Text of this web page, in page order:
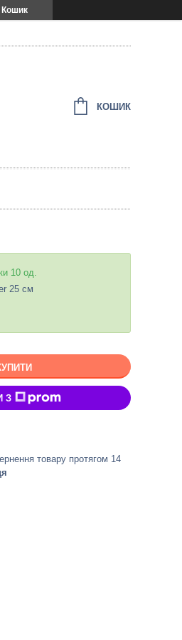
Кошик
КОШИК
10 од.
25 см
З
товару протягом 14